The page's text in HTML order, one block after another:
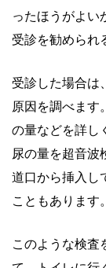
ったほうがよい
受診を勧められ
受診した場合は
原因を調べます
の量などを詳し
尿の量を超音波
道口から挿入し
こともあります。
このような検査